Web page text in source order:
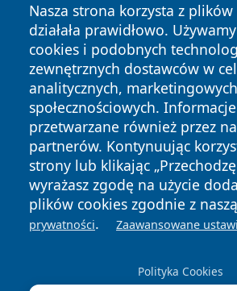
Nasza strona korzysta z
działała prawidłowo.
cookies i podobnych
zewnętrznych dostawców w
analitycznych,
społecznościowych.
przetwarzane również przez
partnerów. Kontynuując
strony lub klikając
wyrażasz zgodę na użycie
plików cookies zgodnie z naszą
prywatności. Zaawansowane
Polityka Cookies
Copyright © 2026 wpruszkowie.pl
zastrzeżone.
News Autorzy
Polityka
Prywatności